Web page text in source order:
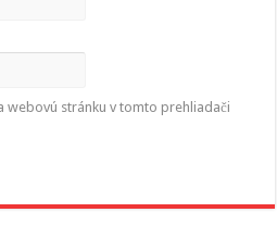
webovú stránku v tomto prehliadači